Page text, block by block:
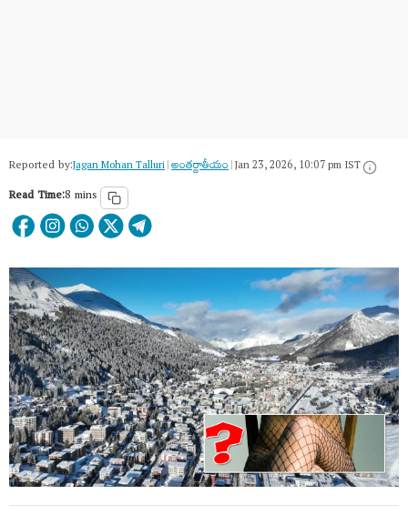
Reported by:Jagan Mohan Talluri|అంత‌ర్జాతీయం|Jan 23, 2026, 10:07 pm IST
Read Time:8 mins